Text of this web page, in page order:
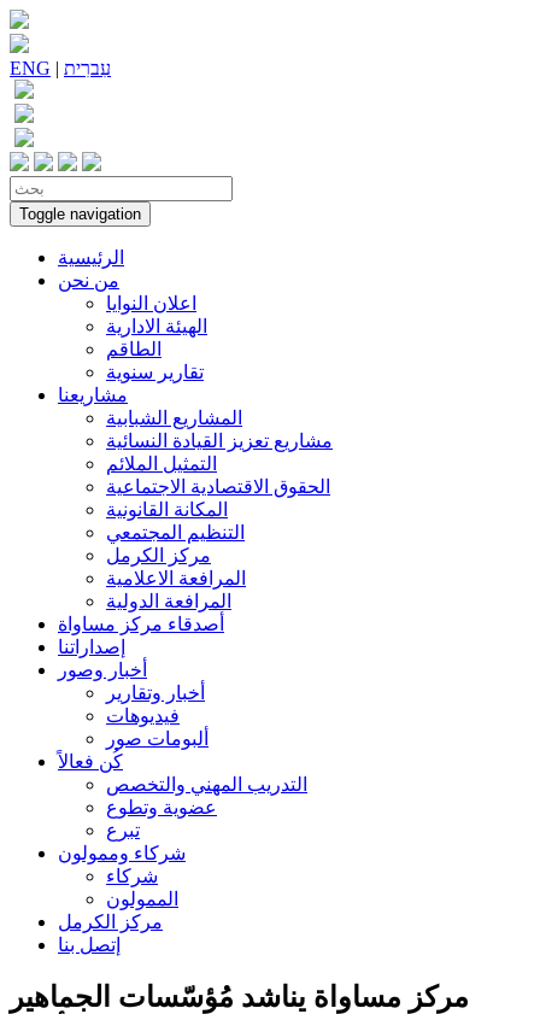
ENG | עִברִית
Toggle navigation
الرئيسية
من نحن
اعلان النوايا
الهيئة الادارية
الطاقم
تقارير سنوية
مشاريعنا
المشاريع الشبابية
مشاريع تعزيز القيادة النسائية
التمثيل الملائم
الحقوق الاقتصادية الاجتماعية
المكانة القانونية
التنظيم المجتمعي
مركز الكرمل
المرافعة الاعلامية
المرافعة الدولية
أصدقاء مركز مساواة
إصداراتنا
أخبار وصور
أخبار وتقارير
فيديوهات
ألبومات صور
كُن فعالاً
التدريب المهني والتخصص
عضوية وتطوع
تبرع
شركاء وممولون
شركاء
الممولون
مركز الكرمل
إتصل بنا
مركز مساواة يناشد مُؤسّسات الجماهير